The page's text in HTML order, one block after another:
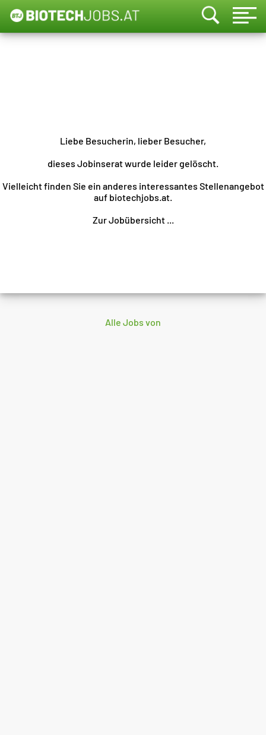
Liebe Besucherin, lieber Besucher,
dieses Jobinserat wurde leider gelöscht.
Vielleicht finden Sie ein anderes interessantes Stellenangebot
auf biotechjobs.at.
Zur Jobübersicht ...
Alle Jobs von